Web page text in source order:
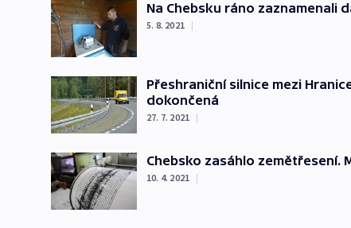
Na Chebsku ráno zaznamenali
5. 8. 2021 |
Přeshraniční silnice mezi
dokončená
27. 7. 2021 |
Chebsko zasáhlo
10. 4. 2021 |